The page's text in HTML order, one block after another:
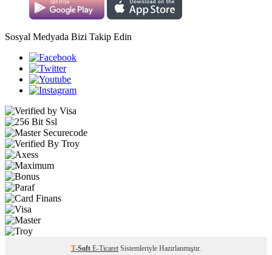
Sosyal Medyada Bizi Takip Edin
T-Soft E-Ticaret Sistemleriyle Hazırlanmıştır.